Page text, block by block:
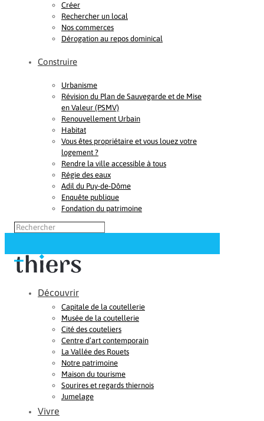
Créer
Rechercher un local
Nos commerces
Dérogation au repos dominical
Construire
Urbanisme
Révision du Plan de Sauvegarde et de Mise
en Valeur (PSMV)
Renouvellement Urbain
Habitat
Vous êtes propriétaire et vous louez votre
logement ?
Rendre la ville accessible à tous
Régie des eaux
Adil du Puy-de-Dôme
Enquête publique
Fondation du patrimoine
Découvrir
Capitale de la coutellerie
Musée de la coutellerie
Cité des couteliers
Centre d’art contemporain
La Vallée des Rouets
Notre patrimoine
Maison du tourisme
Sourires et regards thiernois
Jumelage
Vivre